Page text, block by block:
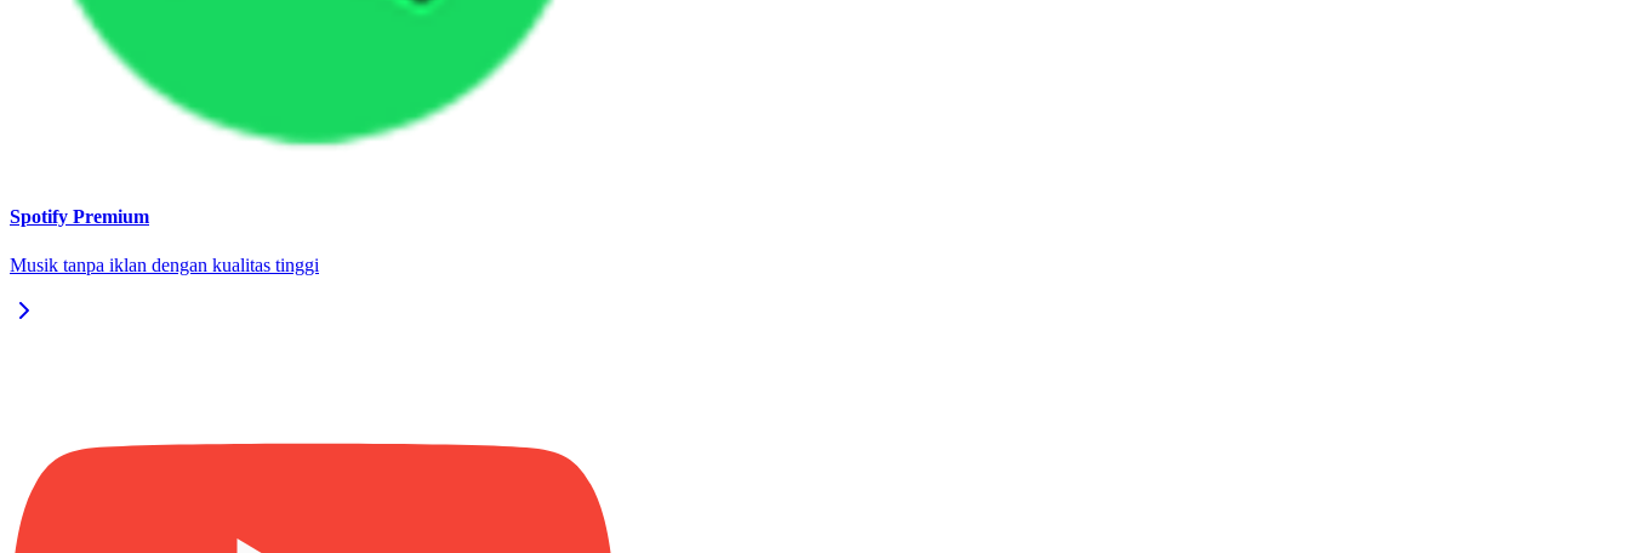
Spotify Premium
Musik tanpa iklan dengan kualitas tinggi